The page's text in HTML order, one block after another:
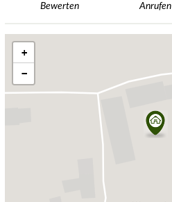
Bewerten Anrufen
+
−